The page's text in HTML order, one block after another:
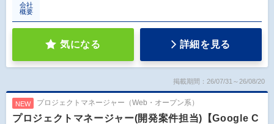
会社
概要
気になる 詳細を見る
掲載期間：26/07/31～26/08/20
NEW プロジェクトマネージャー（Web・オープン系）
プロジェクトマネージャー(開発案件担当)【Google C